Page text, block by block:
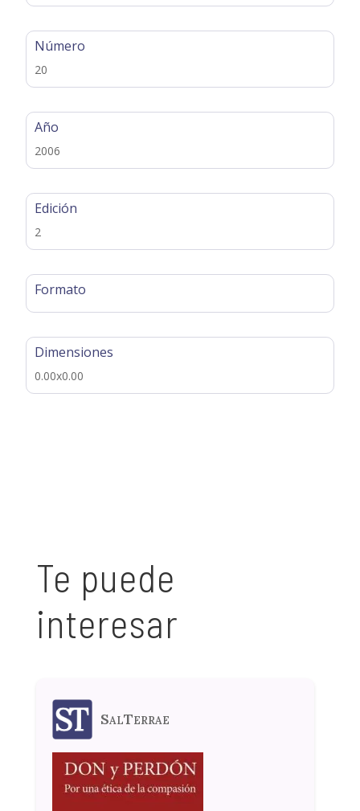
Número
20
Año
2006
Edición
2
Formato
Dimensiones
0.00x0.00
Te puede
interesar
SalTerrae